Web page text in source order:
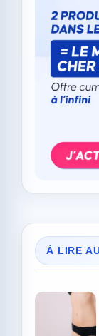
À LIRE